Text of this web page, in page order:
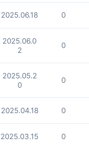
2025.06.18 0
2025.06.0
2
0
2025.05.2
0
0
2025.04.18 0
2025.03.15 0